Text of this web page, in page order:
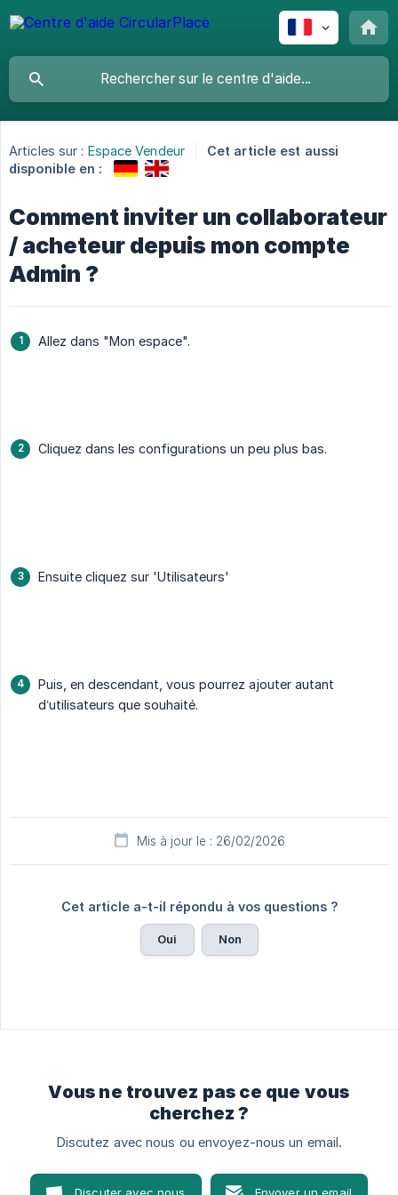
Articles sur : Espace Vendeur
Cet article est aussi
disponible en :
Comment inviter un collaborateur
/ acheteur depuis mon compte
Admin ?
Allez dans "Mon espace".
Cliquez dans les configurations un peu plus bas.
Ensuite cliquez sur 'Utilisateurs'
Puis, en descendant, vous pourrez ajouter autant
d’utilisateurs que souhaité.
Mis à jour le : 26/02/2026
Cet article a-t-il répondu à vos questions ?
Oui Non
Vous ne trouvez pas ce que vous
cherchez ?
Discutez avec nous ou envoyez-nous un email.
Discuter avec nous Envoyer un email